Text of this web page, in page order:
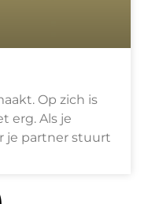
Op zich is
erg. Als je
je partner stuurt